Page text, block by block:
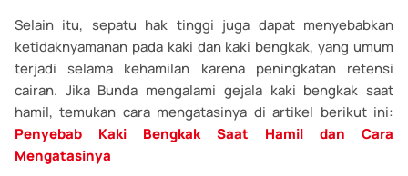
Selain itu, sepatu hak tinggi juga dapat menyebabkan
ketidaknyamanan pada kaki dan kaki bengkak, yang umum
terjadi selama kehamilan karena peningkatan retensi
cairan. Jika Bunda mengalami gejala kaki bengkak saat
hamil, temukan cara mengatasinya di artikel berikut ini:
Penyebab Kaki Bengkak Saat Hamil dan Cara
Mengatasinya